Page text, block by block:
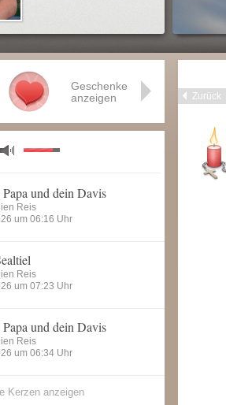
Zurück
Geschenke
anzeigen
und dein Davis
Reis
um 06:16 Uhr
Reis
um 07:23 Uhr
und dein Davis
Reis
um 06:34 Uhr
Kerzen anzeigen